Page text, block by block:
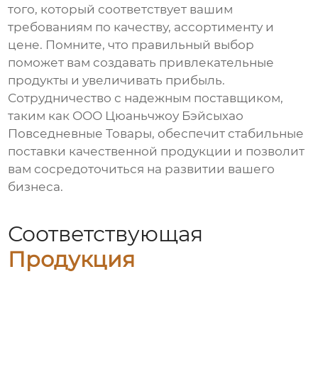
того, который соответствует вашим
требованиям по качеству, ассортименту и
цене. Помните, что правильный выбор
поможет вам создавать привлекательные
продукты и увеличивать прибыль.
Сотрудничество с надежным поставщиком,
таким как ООО Цюаньчжоу Бэйсыхао
Повседневные Товары, обеспечит стабильные
поставки качественной продукции и позволит
вам сосредоточиться на развитии вашего
бизнеса.
Соответствующая
Продукция